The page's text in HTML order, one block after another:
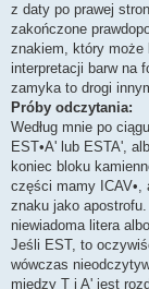
z daty po prawej
zakończone
znakiem, który może
interpretacji barw na
zamyka to drogi
Próby odczytania:
Według mnie po
EST•A' lub ESTA',
koniec bloku
części mamy ICAV•,
znaku jako
niewiadoma litera
Jeśli EST, to
wówczas
między T i A' jest